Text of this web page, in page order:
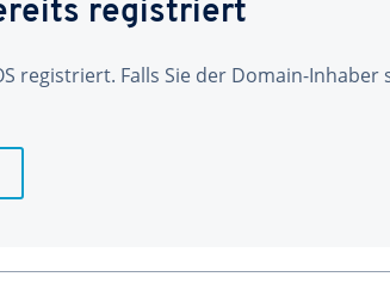
registriert
registriert. Falls Sie der Domain-